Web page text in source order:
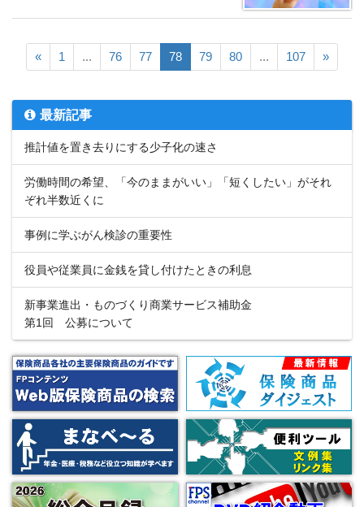
« 1 ... 76 77 78 79 80 ... 107 »
最新記事
推計値を置き去りにする少子化の速さ
労働時間の希望、「今のままがいい」「短くしたい」がそれ
ぞれ半数近くに
事例に学ぶがん検診の重要性
役員や従業員に金銭を貸し付けたときの利息
新事業進出・ものづくり商業サービス補助金
第1回 公募について